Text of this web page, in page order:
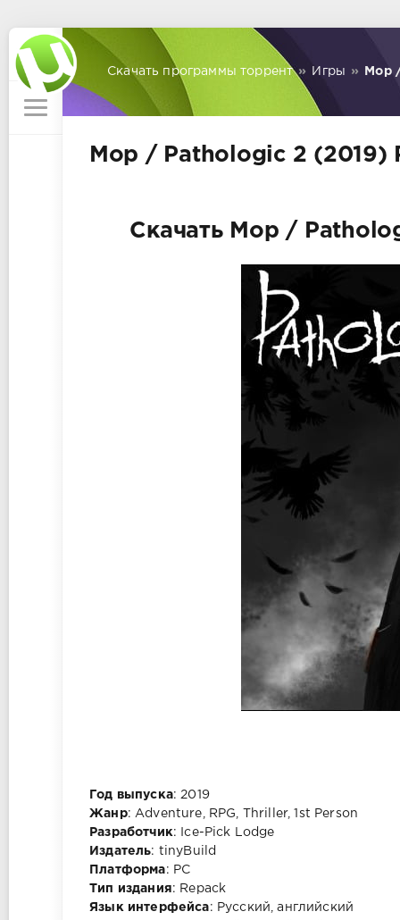
Скачать программы торрент » Игры » Мор
Мор / Pathologic 2 (2019)
Скачать Мор /
Год выпуска: 2019
Жанр: Adventure, RPG, Thriller, 1st Person
Разработчик: Ice-Pick Lodge
Издатель: tinyBuild
Платформа: PC
Тип издания: Repack
Язык интерфейса: Русский, английский